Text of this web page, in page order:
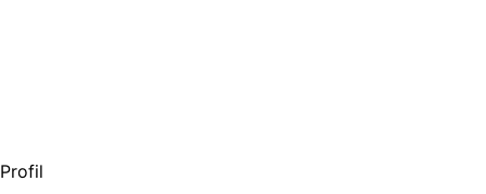
Profil